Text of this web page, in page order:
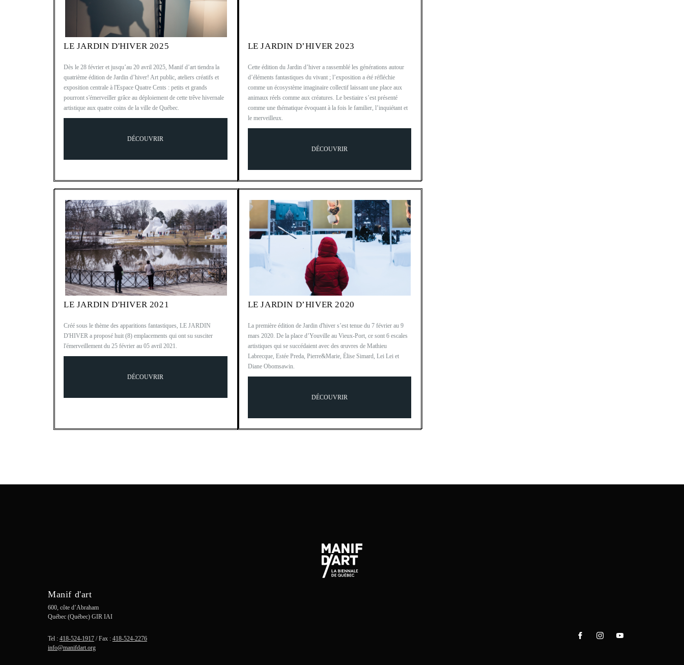
LE JARDIN D'HIVER 2025
Dès le 28 février et jusqu’au 20 avril 2025, Manif d’art tiendra la
quatrième édition de Jardin d’hiver! Art public, ateliers créatifs et
exposition centrale à l'Espace Quatre Cents : petits et grands
pourront s'émerveiller grâce au déploiement de cette trêve hivernale
artistique aux quatre coins de la ville de Québec.
DÉCOUVRIR
LE JARDIN D’HIVER 2023
Cette édition du Jardin d’hiver a rassemblé les générations autour
d’éléments fantastiques du vivant ; l’exposition a été réfléchie
comme un écosystème imaginaire collectif laissant une place aux
animaux réels comme aux créatures. Le bestiaire s’est présenté
comme une thématique évoquant à la fois le familier, l’inquiétant et
le merveilleux.
DÉCOUVRIR
LE JARDIN D'HIVER 2021
Créé sous le thème des apparitions fantastiques, LE JARDIN
D'HIVER a proposé huit (8) emplacements qui ont su susciter
l'émerveillement du 25 février au 05 avril 2021.
DÉCOUVRIR
LE JARDIN D’HIVER 2020
La première édition de Jardin d'hiver s’est tenue du 7 février au 9
mars 2020. De la place d’Youville au Vieux-Port, ce sont 6 escales
artistiques qui se succédaient avec des œuvres de Mathieu
Labrecque, Estée Preda, Pierre&Marie, Élise Simard, Lei Lei et
Diane Obomsawin.
DÉCOUVRIR
Manif d'art
600, côte d’Abraham
Québec (Québec) GIR IAI
Tel : 418-524-1917/ Fax : 418-524-2276
info@manifdart.org